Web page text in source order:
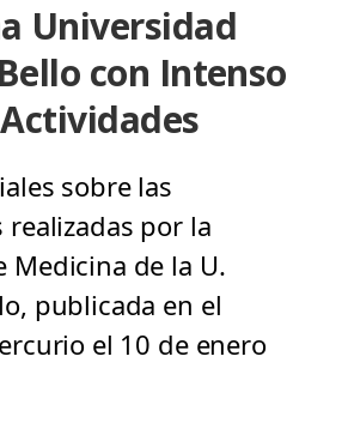
Universidad
con Intenso
sobre las
realizadas por la
Medicina de la U.
publicada en el
el 10 de enero